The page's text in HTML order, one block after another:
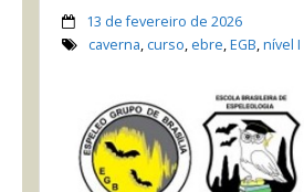
13 de fevereiro de 2026
caverna, curso, ebre,EGB,nível I